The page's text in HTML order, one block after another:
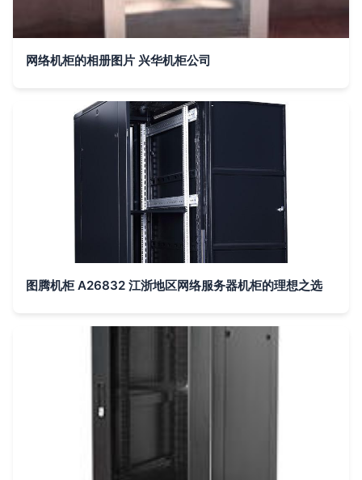
网络机柜的相册图片 兴华机柜公司
图腾机柜 A26832 江浙地区网络服务器机柜的理想之选